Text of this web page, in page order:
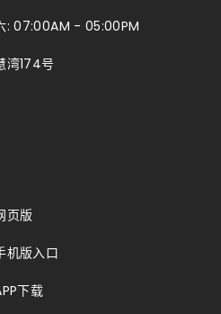
: 07:00AM - 05:00PM
湾174号
页版
机版入口
下载